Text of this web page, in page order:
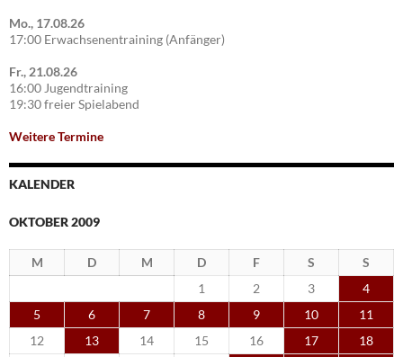
Mo., 17.08.26
17:00 Erwachsenentraining (Anfänger)
Fr., 21.08.26
16:00 Jugendtraining
19:30 freier Spielabend
Weitere Termine
KALENDER
OKTOBER 2009
M D M D F S
S
1
2 3
4
5
6 7 8 9 10
11
12
13 14 15 16 17
18